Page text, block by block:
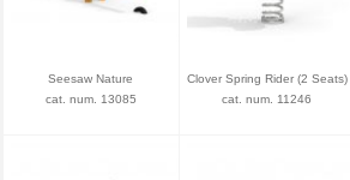
Seesaw Nature
cat. num. 13085
Clover Spring Rider (2 Seats)
cat. num. 11246